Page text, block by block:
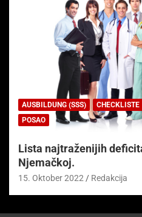
AUSBILDUNG (SSS) CHECKLISTE
POSAO
Lista najtraženijih
Njemačkoj.
15. Oktober 2022 Redakcija